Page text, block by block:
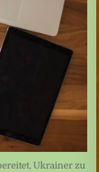
Ukrainer zu